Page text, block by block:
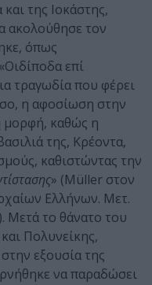
της Ιοκάστης,
ακολούθησε τον
όπως
επί
τραγωδία που φέρει
η αφοσίωση στην
μορφή, καθώς η
της, Κρέοντα,
καθιστώντας την
» (Müller στον
Ελλήνων. Μετ.
Μετά το θάνατο του
Πολυνείκης,
εξουσία της
να παραδώσει